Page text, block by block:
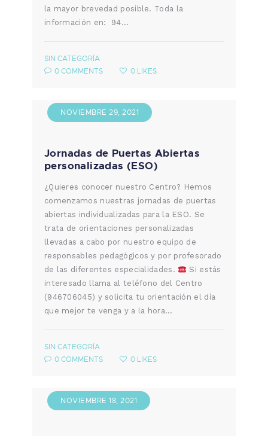
la mayor brevedad posible. Toda la
información en: 94…
SIN CATEGORÍA
0 COMMENTS 0 LIKES
NOVIEMBRE 29, 2021
Jornadas de Puertas Abiertas
personalizadas (ESO)
¿Quieres conocer nuestro Centro? Hemos
comenzamos nuestras jornadas de puertas
abiertas individualizadas para la ESO. Se
trata de orientaciones personalizadas
llevadas a cabo por nuestro equipo de
responsables pedagógicos y por profesorado
de las diferentes especialidades.
Si estás
interesado llama al teléfono del Centro
(946706045) y solicita tu orientación el día
que mejor te venga y a la hora…
SIN CATEGORÍA
0 COMMENTS 0 LIKES
NOVIEMBRE 18, 2021